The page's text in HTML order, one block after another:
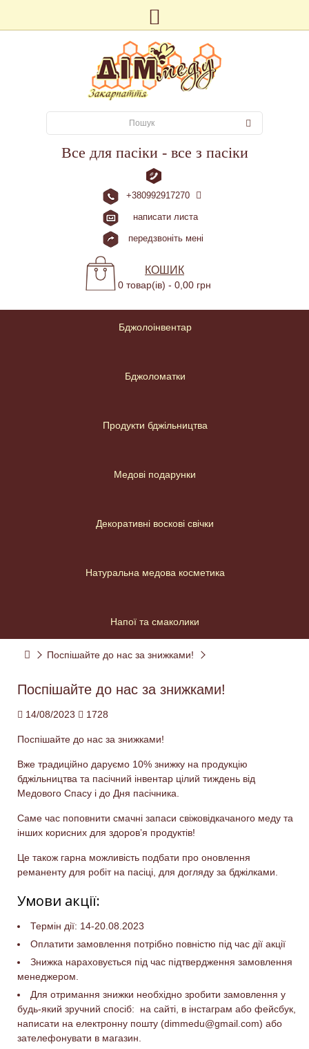
Все для пасіки - все з пасіки
+380992917270
написати листа
передзвоніть мені
КОШИК
0 товар(ів) - 0,00 грн
Бджолоінвентар
Бджоломатки
Продукти бджільництва
Медові подарунки
Декоративні воскові свічки
Натуральна медова косметика
Напої та смаколики
Поспішайте до нас за знижками!
Поспішайте до нас за знижками!
14/08/2023 1728
Поспішайте до нас за знижками!
Вже традиційно даруємо 10% знижку на продукцію
бджільництва та пасічний інвентар цілий тиждень від
Медового Спасу і до Дня пасічника.
Саме час поповнити смачні запаси свіжовідкачаного меду та
інших корисних для здоровʼя продуктів!
Це також гарна можливість подбати про оновлення
реманенту для робіт на пасіці, для догляду за бджілками.
Умови акції:
Термін дії: 14-20.08.2023
Оплатити замовлення потрібно повністю під час дії акції
Знижка нараховується під час підтвердження замовлення
менеджером.
Для отримання знижки необхідно зробити замовлення у
будь-який зручний спосіб: на сайті, в інстаграм або фейсбук,
написати на електронну пошту (dimmedu@gmail.com) або
зателефонувати в магазин.